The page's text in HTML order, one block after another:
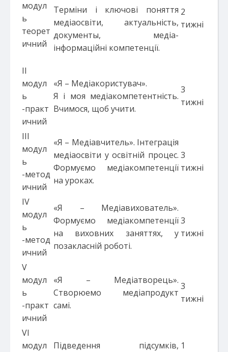
модул
ь
теорет
ичний
Терміни і ключові поняття
медіаосвіти, актуальність,
документы, медіа-
інформаційні компетенції.
2
тижні
II
модул
ь
-практ
ичний
«Я – Медіакористувач».
Я і моя медіакомпетентність.
Вчимося, щоб учити.
3
тижні
III
модул
ь
-метод
ичний
«Я – Медіавчитель». Інтеграція
медіаосвіти у освітній процес.
Формуємо медіакомпетенції
на уроках.
3
тижні
IV
модул
ь
-метод
ичний
«Я – Медіавихователь».
Формуємо медіакомпетенції
на виховних заняттях, у
позакласній роботі.
3
тижні
V
модул
ь
-практ
ичний
«Я – Медіатворець».
Створюемо медіапродукт
самі.
3
тижні
VI
модул
Підведення підсумків, 1